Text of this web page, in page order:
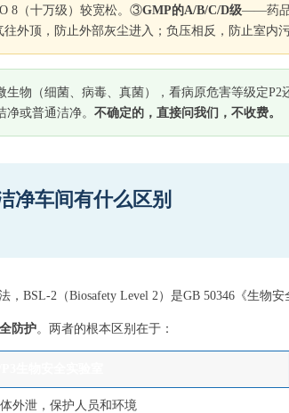
8（十万级）较宽松。③GMP的A/B/C/D级——药品
外顶，防止外部灰尘进入；负压相反，防止室内污
物（细菌、病毒、真菌），看病原危害等级定P2
或普通洁净。 不确定的，直接问我们，不收费。
净车间有什么区别
，BSL-2（Biosafety Level 2）是GB 50346《生物
防护。两者的根本区别在于：
外泄，保护人员和环境